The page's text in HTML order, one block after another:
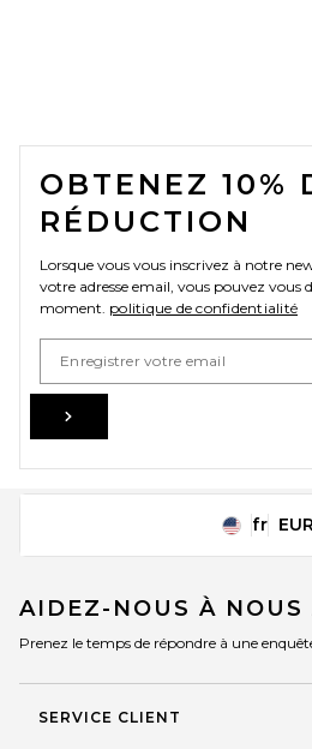
FOOTER
OBTENEZ 10%
RÉDUCTION
Lorsque vous vous inscrivez à notre
votre adresse email, vous pouvez vous
moment. politique de confidentialité
Change
fr EUR
AIDEZ-NOUS À NOUS
Prenez le temps de répondre à une
SERVICE CLIENT